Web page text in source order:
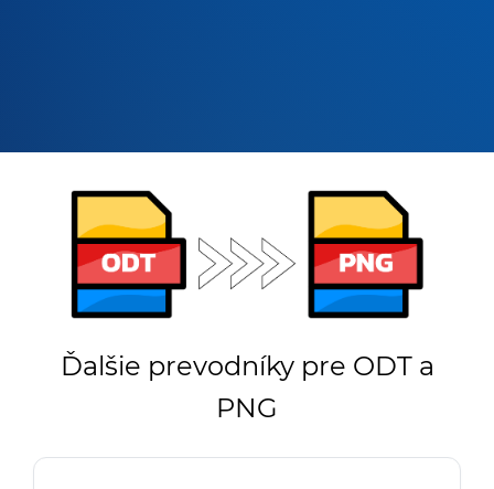
Ďalšie prevodníky pre ODT a
PNG